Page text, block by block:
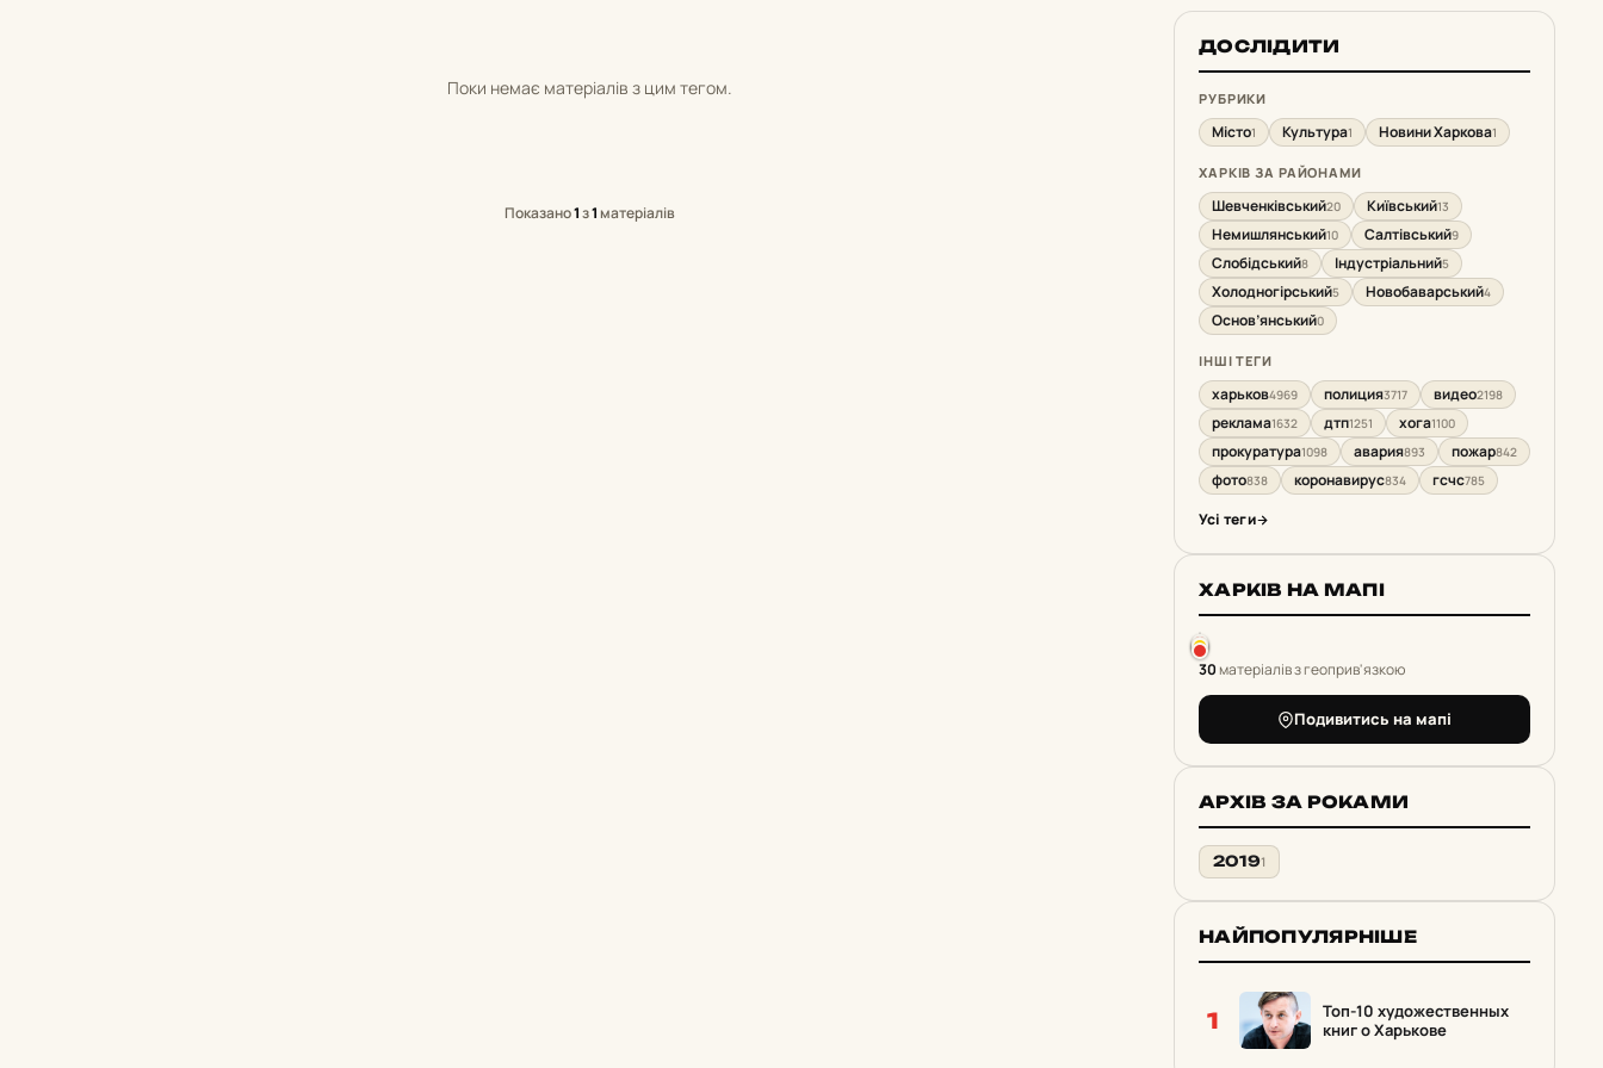
Поки немає матеріалів з цим тегом.
Показано1з1матеріалів
ДОСЛІДИТИ
РУБРИКИ
Місто1 Культура1 Новини Харкова1
ХАРКІВ ЗА РАЙОНАМИ
Шевченківський20 Київський13
Немишлянський10 Салтівський9
Слобідський8 Індустріальний5
Холодногірський5 Новобаварський4
Основ’янський0
ІНШІ ТЕГИ
харьков4969 полиция3717 видео2198
реклама1632 дтп1251 хога1100
прокуратура1098 авария893 пожар842
фото838 коронавирус834 гсчс785
Усі теги
ХАРКІВ НА МАПІ
30матеріалів з геоприв'язкою
Подивитись на мапі
АРХІВ ЗА РОКАМИ
20191
НАЙПОПУЛЯРНІШЕ
1
Топ-10 художественных
книг о Харькове